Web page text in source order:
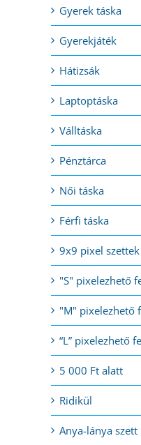
Gyerek táska
Gyerekjáték
Hátizsák
Laptoptáska
Válltáska
Pénztárca
Női táska
Férfi táska
9x9 pixel szettek
"S" pixelezhető
"M" pixelezhető
“L” pixelezhető
5 000 Ft alatt
Ridikül
Anya-lánya szett